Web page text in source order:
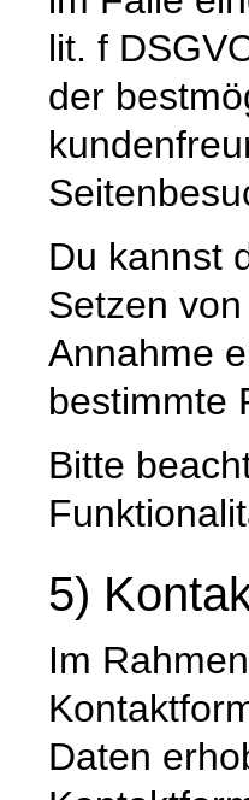
lit. f
der
Du kannst
Setzen
Annahme
bestimmte
Bitte
5)
Im
Daten